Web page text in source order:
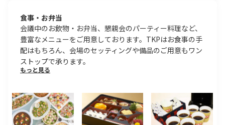
食事・お弁当
会議中のお飲物・お弁当、懇親会のパーティー料理など、
豊富なメニューをご用意しております。TKPはお食事の手
配はもちろん、会場のセッティングや備品のご用意もワン
ストップで承ります。
もっと見る